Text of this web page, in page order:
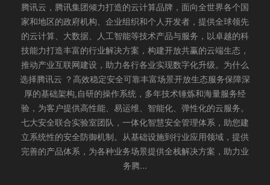
腾讯云，腾讯集团倾力打造的云计算品牌，面向全世界各个国
家和地区的政府机构、企业组织和个人开发者，提供全球领先
的云计算、大数据、人工智能等技术产品与服务，以卓越的科
技能力打造丰富的行业解决方案，构建开放共赢的云端生态，
推动产业互联网建设，助力各行各业实现数字化升级。为什么
选择腾讯云 ？高效稳定安全可靠丰富场景开放生态服务保障深
厚的基础架构,自研的操作系统，多年技术锤炼和海量服务经
验，为客户提供高性能、易运维、智能化、弹性化的云服务。
七大安全联合实验室团队，一体化智慧安全管理体系，助您建
立系统性的安全防御机制。从基础设施到行业应用领域，提供
完善的产品体系，为各种业务场景提供全栈解决方案，助力业
务腾...